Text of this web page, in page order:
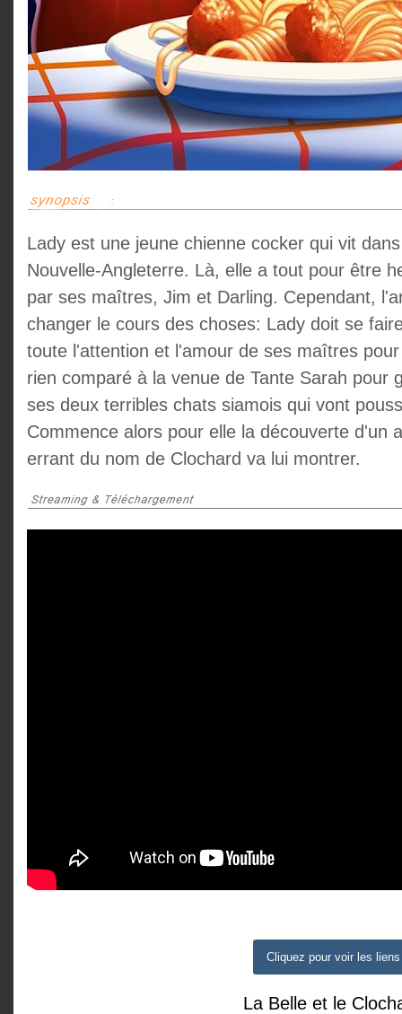
Lady est une jeune chienne cocker qui vit
Nouvelle-Angleterre. Là, elle a tout pour être
par ses maîtres, Jim et Darling. Cependant,
changer le cours des choses: Lady doit se
toute l'attention et l'amour de ses maîtres
rien comparé à la venue de Tante Sarah pour
ses deux terribles chats siamois qui vont
Commence alors pour elle la découverte d'un
errant du nom de Clochard va lui montrer.
Cliquez pour voir les liens
La Belle et le